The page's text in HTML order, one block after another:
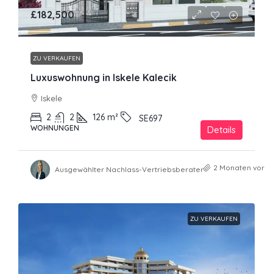
£182,500
ZU VERKAUFEN
Luxuswohnung in Iskele Kalecik
Iskele
2 2 126 m² SE697
WOHNUNGEN Details
Ausgewählter Nachlass-Vertriebsberater 2 Monaten vor
ZU VERKAUFEN